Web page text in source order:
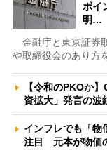
ポイ
明…
金融庁と東京証券
や取締役会のあり方
【令和のPKOか
資拡大」発言の
インフレでも「物
注目 元本が物価